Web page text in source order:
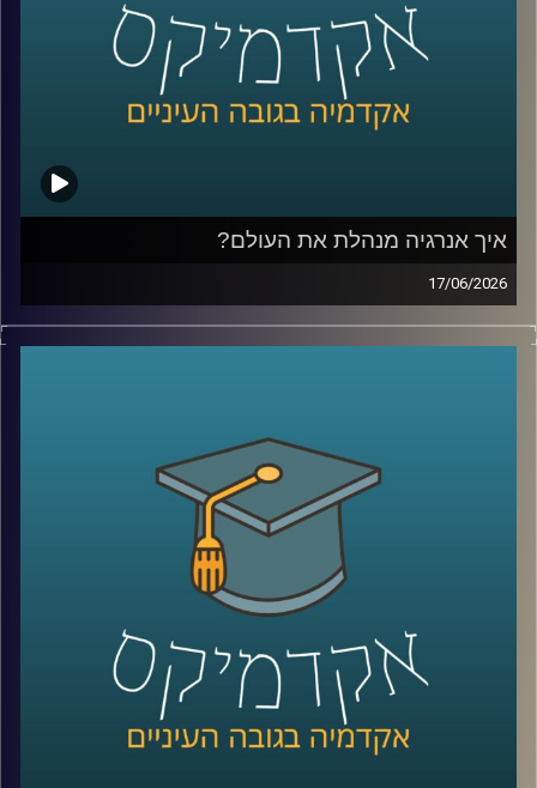
לאודר לממשל, דיפלומטיה ואסטרטגיה, אוניברסיטת רייכמן.
שגריר ישראל הראשון לדרום סודן ושגריר מצרים
קרדיט תמונות:AudioVersity
איך אנרגיה מנהלת את העולם?
17/06/2026
בשנים האחרונות אנחנו שומעים בלי סוף על משברי אנרגיה,
מחירי נפט, גז טבעי, מצרי הורמוז ומאבקי כוח בין מדינות, אבל
ביטחון לאומי והשפעה עולמית.
בפרק של היום נדבר על איך אנרגיה מעצבת את העולם
שאנחנו חיים בו, איך גילוי הגז שינה את המעמד של ישראל
במזרח התיכון, למה מצרים הפכה לשחקנית מרכזית בתחום,
ואיך שיתופי פעולה אנרגטיים יכולים להשפיע גם על יחסים
איתנו היום ד״ר עמית מור, מנכ"ל משותף באקו-אנרג'י יעוץ
כלכלי אסטרטגי ומרצה באוניברסיטת רייכמן. מומחה בינ"ל
לכלכלת אנרגיה וסביבה, חשמל גז טבעי ונפט, בעל ניסיון עשיר
בייעוץ לממשלות, חברות בינלאומיות ומוסדות פיננסיים, יועץ
לבנק העולמי בפרויקטים גלובליים בתחומי אנרגיה ותשתיות.